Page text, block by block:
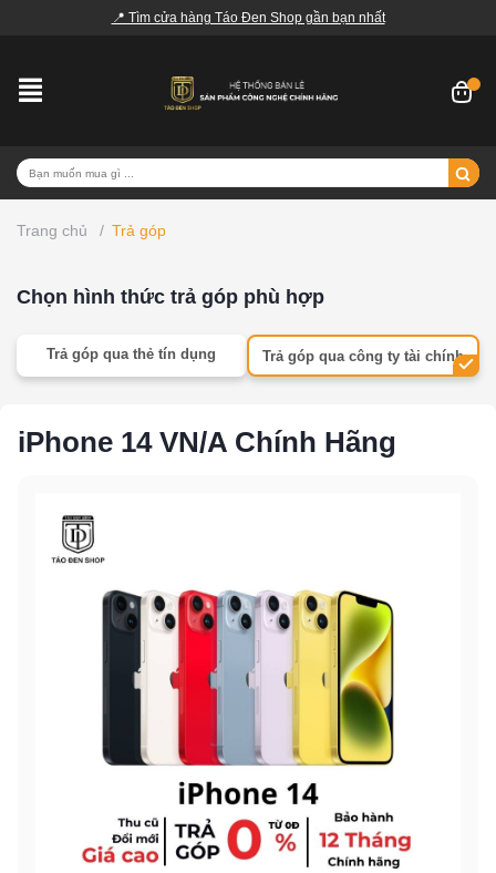
📍 Tìm cửa hàng Táo Đen Shop gần bạn nhất
Trang chủ / Trả góp
Chọn hình thức trả góp phù hợp
Trả góp qua thẻ tín dụng Trả góp qua công ty tài chính
iPhone 14 VN/A Chính Hãng